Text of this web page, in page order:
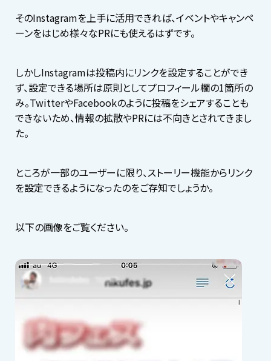
そのInstagramを上手に活用できれば、イベントやキャンペ
ーンをはじめ様々なPRにも使えるはずです。
しかしInstagramは投稿内にリンクを設定することができ
ず、設定できる場所は原則としてプロフィール欄の1箇所の
み。TwitterやFacebookのように投稿をシェアすることも
できないため、情報の拡散やPRには不向きとされてきまし
た。
ところが一部のユーザーに限り、ストーリー機能からリンク
を設定できるようになったのをご存知でしょうか。
以下の画像をご覧ください。